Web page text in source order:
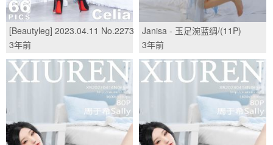
[Beautyleg] 2023.04.11 No.2273
Celia/(65P)
3年前
Janisa - 玉足涴蓝绸/(11P)
3年前